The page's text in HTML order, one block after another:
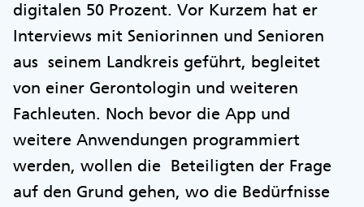
digitalen 50 Prozent. Vor Kurzem hat er
Interviews mit Seniorinnen und Senioren
aus seinem Landkreis geführt, begleitet
von einer Gerontologin und weiteren
Fachleuten. Noch bevor die App und
weitere Anwendungen programmiert
werden, wollen die Beteiligten der Frage
auf den Grund gehen, wo die Bedürfnisse